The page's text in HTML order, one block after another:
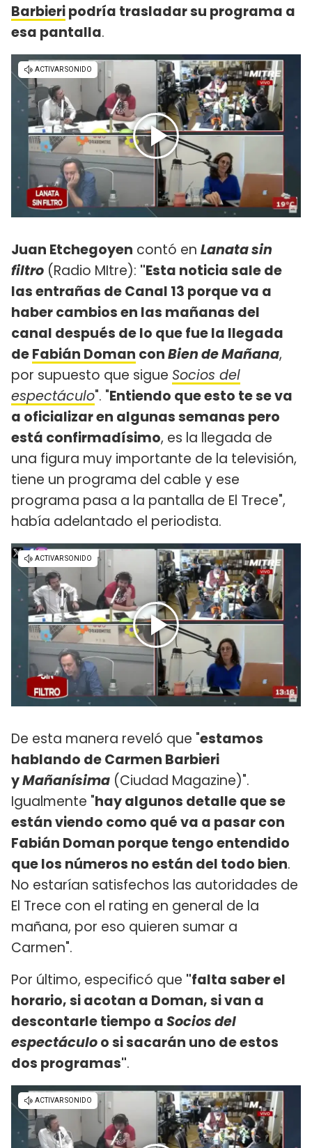
Barbieripodría trasladar su programa a
esa pantalla.
Juan Etchegoyen contó en Lanata sin
filtro (Radio MItre): "Esta noticia sale de
las entrañas de Canal 13 porque va a
haber cambios en las mañanas del
canal después de lo que fue la llegada
deFabián Doman conBien de Mañana,
por supuesto que sigue Socios del
espectáculo". "Entiendo que esto te se va
a oficializar en algunas semanas pero
está confirmadísimo, es la llegada de
una figura muy importante de la televisión,
tiene un programa del cable y ese
programa pasa a la pantalla de El Trece",
había adelantado el periodista.
De esta manera reveló que "estamos
hablando de Carmen Barbieri
yMañanísima (Ciudad Magazine)".
Igualmente "hay algunos detalle que se
están viendo como qué va a pasar con
Fabián Doman porque tengo entendido
que los números no están del todo bien.
No estarían satisfechos las autoridades de
El Trece con el rating en general de la
mañana, por eso quieren sumar a
Carmen".
Por último, especificó que "falta saber el
horario, si acotan a Doman, si van a
descontarle tiempo aSocios del
espectáculoo si sacarán uno de estos
dos programas".